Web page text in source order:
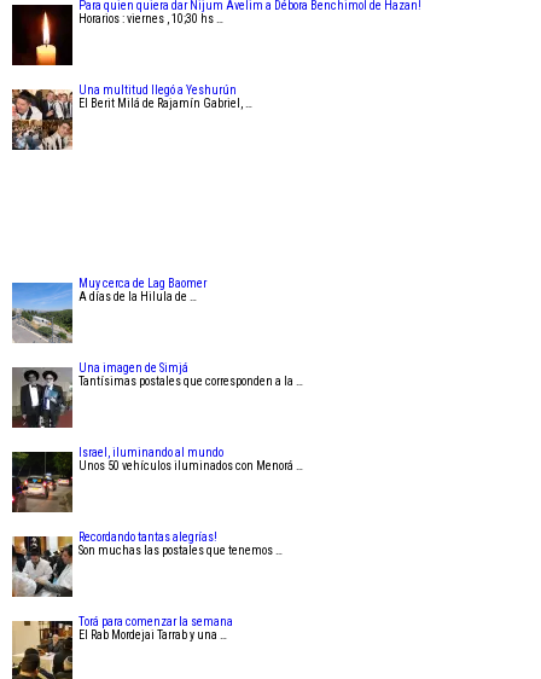
Para quien quiera dar Nijum Avelim a Débora Benchimol de Hazan!
Horarios : viernes , 10;30 hs …
Una multitud llegó a Yeshurún
El Berit Milá de Rajamín Gabriel, …
Muy cerca de Lag Baomer
A días de la Hilula de …
Una imagen de Simjá
Tantísimas postales que corresponden a la …
Israel, iluminando al mundo
Unos 50 vehículos iluminados con Menorá …
Recordando tantas alegrías!
Son muchas las postales que tenemos …
Torá para comenzar la semana
El Rab Mordejai Tarrab y una …